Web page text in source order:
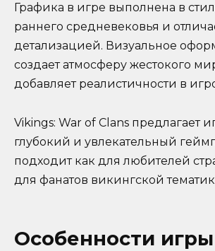
Графика в игре выполнена в
раннего средневековья и
детализацией. Визуальное
создает атмосферу жестокого
добавляет реалистичности в
Vikings: War of Clans предлагает
глубокий и увлекательный
подходит как для любителей
для фанатов викингской
Особенности игры